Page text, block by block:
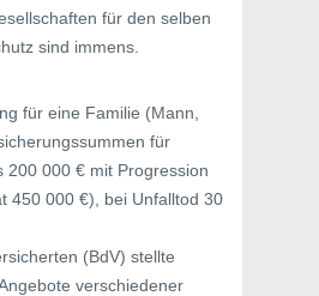
für den selben
sind immens.
für eine Familie (Mann,
für
200 000 € mit Progression
450 000 €), bei Unfalltod 30
(BdV) stellte
verschiedener